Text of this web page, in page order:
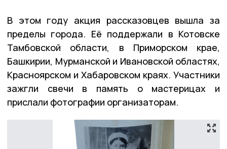
В этом году акция рассказовцев вышла за
пределы города. Её поддержали в Котовске
Тамбовской области, в Приморском крае,
Башкирии, Мурманской и Ивановской областях,
Красноярском и Хабаровском краях. Участники
зажгли свечи в память о мастерицах и
прислали фотографии организаторам.